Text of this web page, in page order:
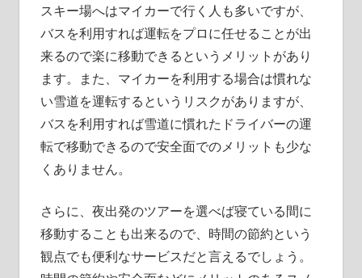
スキー場へはマイカーで行く人も多いですが、
バスを利用すれば運転をプロに任せることが出
来るので楽に移動できるというメリットがあり
ます。また、マイカーを利用する場合は慣れな
い雪道を運転するというリスクがありますが、
バスを利用すれば雪道に慣れたドライバーの運
転で移動できるので安全面でのメリットも少な
くありません。
さらに、夜出発のツアーを選べば寝ている間に
移動することも出来るので、時間の節約という
観点でも便利なサービスだと言えるでしょう。